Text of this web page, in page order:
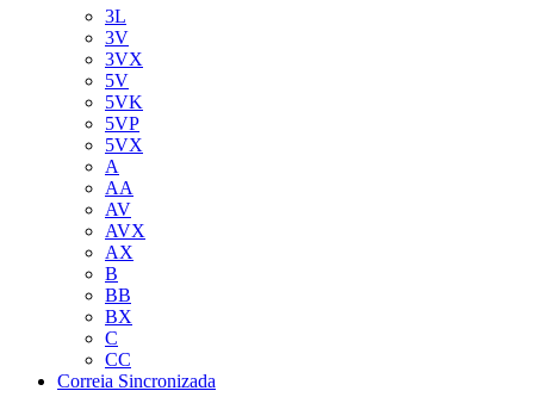
3L
3V
3VX
5V
5VK
5VP
5VX
A
AA
AV
AVX
AX
B
BB
BX
C
CC
Correia Sincronizada